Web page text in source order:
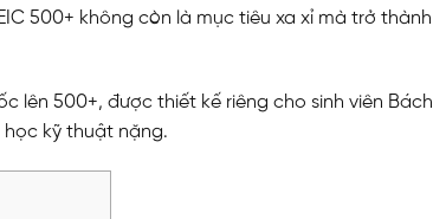
500+ không còn là mục tiêu xa xỉ mà trở thành
lên 500+, được thiết kế riêng cho sinh viên Bách
kỹ thuật nặng.